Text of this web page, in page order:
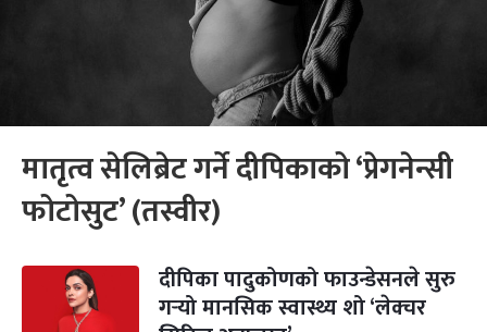
मातृत्व सेलिब्रेट गर्ने दीपिकाको ‘प्रेगनेन्सी
फोटोसुट’ (तस्वीर)
दीपिका पादुकोणको फाउन्डेसनले सुरु
गर्‍यो मानसिक स्वास्थ्य शो ‘लेक्चर